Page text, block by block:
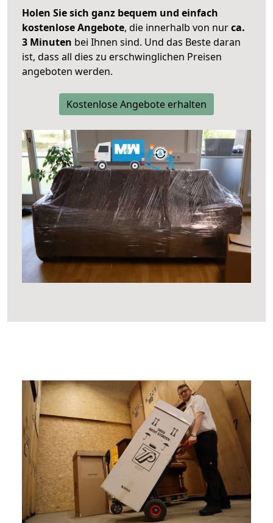
Holen Sie sich ganz bequem und einfach
kostenlose Angebote, die innerhalb von nurca.
3 Minuten bei Ihnen sind. Und das Beste daran
ist, dass all dies zu erschwinglichen Preisen
angeboten werden.
Kostenlose Angebote erhalten